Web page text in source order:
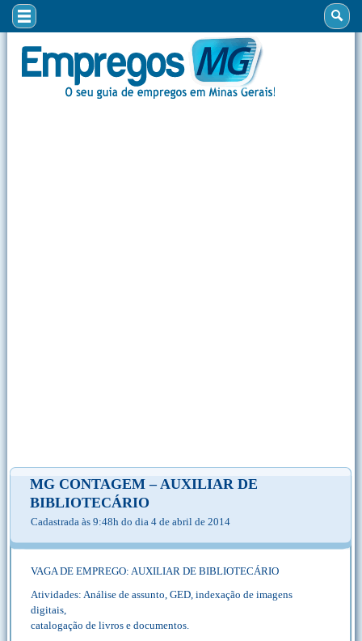
MG CONTAGEM – AUXILIAR DE
BIBLIOTECÁRIO
Cadastrada às 9:48h do dia 4 de abril de 2014
VAGA DE EMPREGO: AUXILIAR DE BIBLIOTECÁRIO
Atividades: Análise de assunto, GED, indexação de imagens
digitais,
catalogação de livros e documentos.